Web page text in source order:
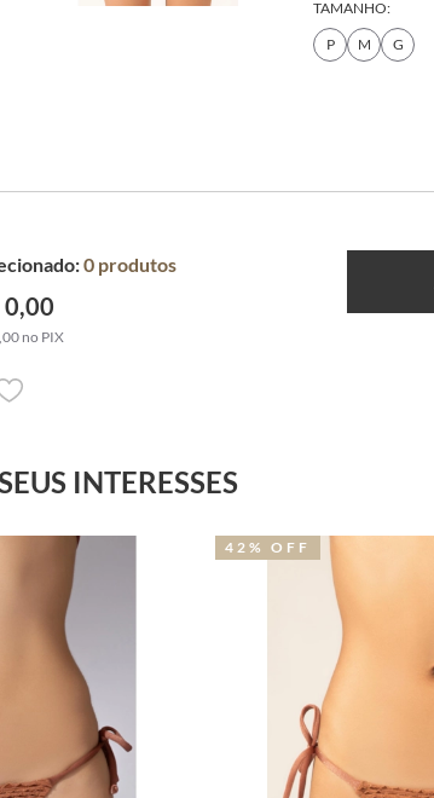
TAMANHO:
P
M G
0 produtos
0,00
no PIX
INTERESSES
42% OFF